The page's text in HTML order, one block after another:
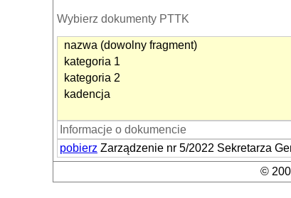
Wybierz dokumenty PTTK
nazwa (dowolny fragment)
kategoria 1
kategoria 2
kadencja
Informacje o dokumencie
pobierz Zarządzenie nr 5/2022 Sekretarza
©